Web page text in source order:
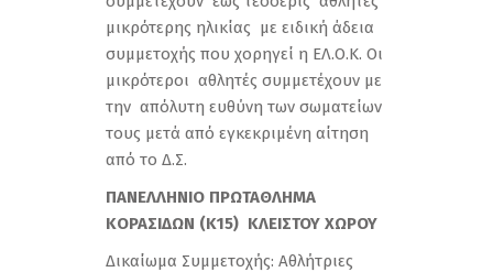
μικρότερης ηλικίας με ειδική άδεια
συμμετοχής που χορηγεί η ΕΛ.Ο.Κ. Οι
μικρότεροι αθλητές συμμετέχουν με
την απόλυτη ευθύνη των σωματείων
τους μετά από εγκεκριμένη αίτηση
από το Δ.Σ.
ΠΑΝΕΛΛΗΝΙΟ ΠΡΩΤΑΘΛΗΜΑ
ΚΟΡΑΣΙΔΩΝ (Κ15) ΚΛΕΙΣΤΟΥ ΧΩΡΟΥ
Δικαίωμα Συμμετοχής: Αθλήτριες